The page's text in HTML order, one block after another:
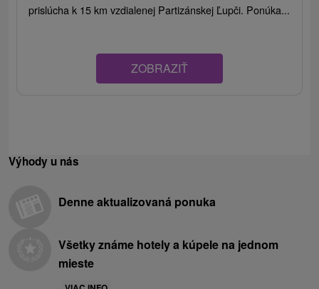
prislúcha k 15 km vzdialenej Partizánskej Ľupči. Ponúka...
ZOBRAZIŤ
Výhody u nás
Denne aktualizovaná ponuka
Všetky známe hotely a kúpele na jednom
mieste